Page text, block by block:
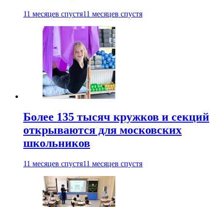
11 месяцев спустя11 месяцев спустя
Более 135 тысяч кружков и секций
открываются для московских
школьников
11 месяцев спустя11 месяцев спустя